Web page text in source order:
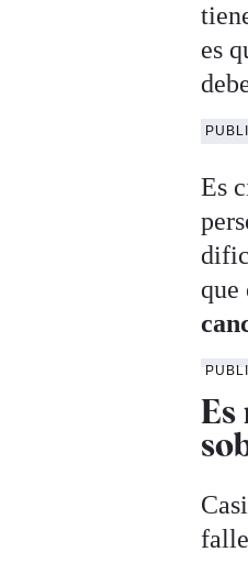
es
Es
que
Es